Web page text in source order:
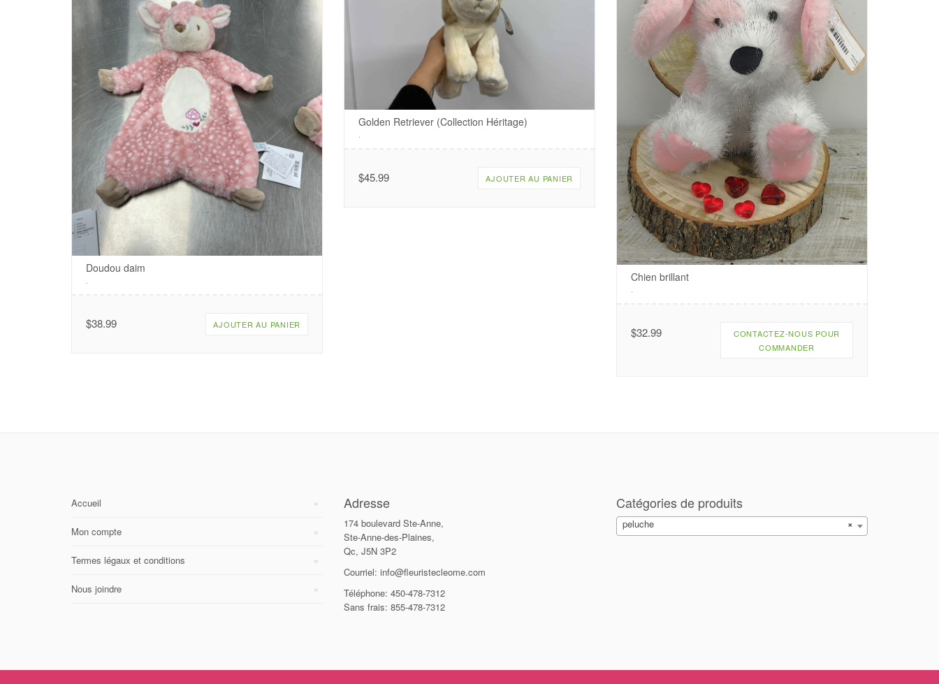
Doudou daim
$38.99 AJOUTER AU PANIER
Golden Retriever (Collection Héritage)
$45.99 AJOUTER AU PANIER
Chien brillant
$32.99
CONTACTEZ-NOUS POUR
COMMANDER
Accueil
Mon compte
Termes légaux et conditions
Nous joindre
Adresse
174 boulevard Ste-Anne,
Ste-Anne-des-Plaines,
Qc, J5N 3P2
Courriel: info@fleuristecleome.com
Téléphone: 450-478-7312
Sans frais: 855-478-7312
Catégories de produits
×
peluche